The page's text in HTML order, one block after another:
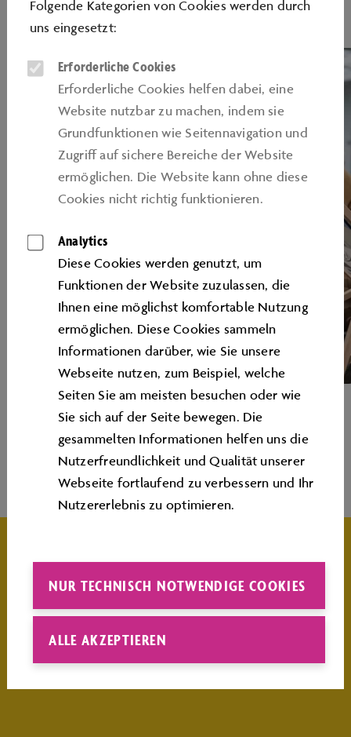
INFOS
Täglich von 10:00 bis 18:00 Uhr
An Sonn- und Feiertagen nur Verkauf von Volkswagen
Folgende Kategorien von Cookies werden durch
uns eingesetzt:
Erforderliche Cookies
Erforderliche Cookies helfen dabei, eine
Website nutzbar zu machen, indem sie
Grundfunktionen wie Seitennavigation und
Zugriﬀ auf sichere Bereiche der Website
ermöglichen. Die Website kann ohne diese
Cookies nicht richtig funktionieren.
Analytics
Diese Cookies werden genutzt, um
Funktionen der Website zuzulassen, die
Ihnen eine möglichst komfortable Nutzung
ermöglichen. Diese Cookies sammeln
Informationen darüber, wie Sie unsere
Webseite nutzen, zum Beispiel, welche
Seiten Sie am meisten besuchen oder wie
Sie sich auf der Seite bewegen. Die
gesammelten Informationen helfen uns die
Nutzerfreundlichkeit und Qualität unserer
Webseite fortlaufend zu verbessern und Ihr
Nutzererlebnis zu optimieren.
NUR TECHNISCH NOTWENDIGE COOKIES
ALLE AKZEPTIEREN